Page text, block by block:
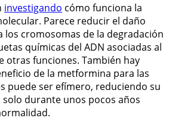
investigando cómo funciona la
Parece reducir el daño
los cromosomas de la degradación
químicas del ADN asociadas al
otras funciones. También hay
de la metformina para las
puede ser efímero, reduciendo su
durante unos pocos años